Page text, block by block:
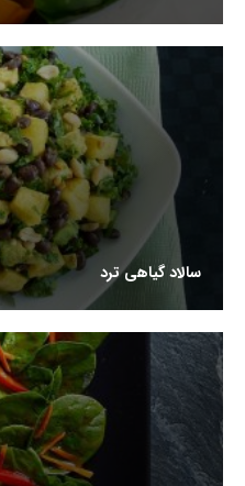
سالاد گیاهی ترد